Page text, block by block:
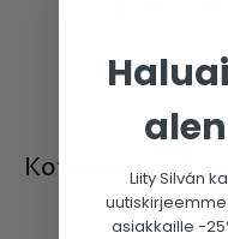
KotimaistaLiity Silván
asiakkaille -